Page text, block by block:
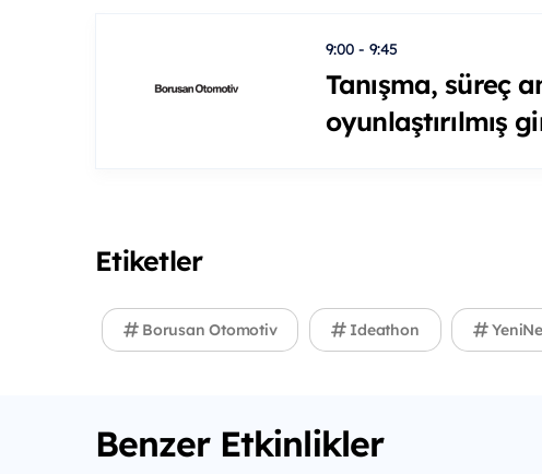
9:00 - 9:45
Tanışma, süreç
oyunlaştırılmış
Etiketler
Borusan Otomotiv Ideathon
Benzer Etkinlikler